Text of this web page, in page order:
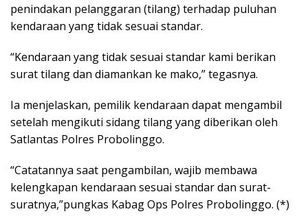
penindakan pelanggaran (tilang) terhadap puluhan
kendaraan yang tidak sesuai standar.
“Kendaraan yang tidak sesuai standar kami berikan
surat tilang dan diamankan ke mako,” tegasnya.
Ia menjelaskan, pemilik kendaraan dapat mengambil
setelah mengikuti sidang tilang yang diberikan oleh
Satlantas Polres Probolinggo.
“Catatannya saat pengambilan, wajib membawa
kelengkapan kendaraan sesuai standar dan surat-
suratnya,”pungkas Kabag Ops Polres Probolinggo. (*)